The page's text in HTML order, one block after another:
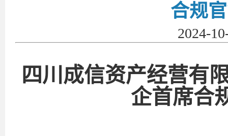
合规
2024-
四川成信资产经营有
企首席合